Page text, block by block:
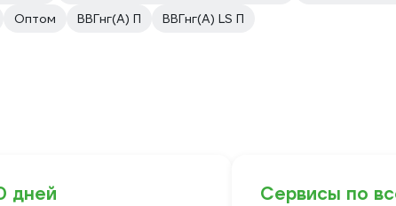
Оптом ВВГнг(A) П ВВГнг(A) LS П
дней Сервисы по